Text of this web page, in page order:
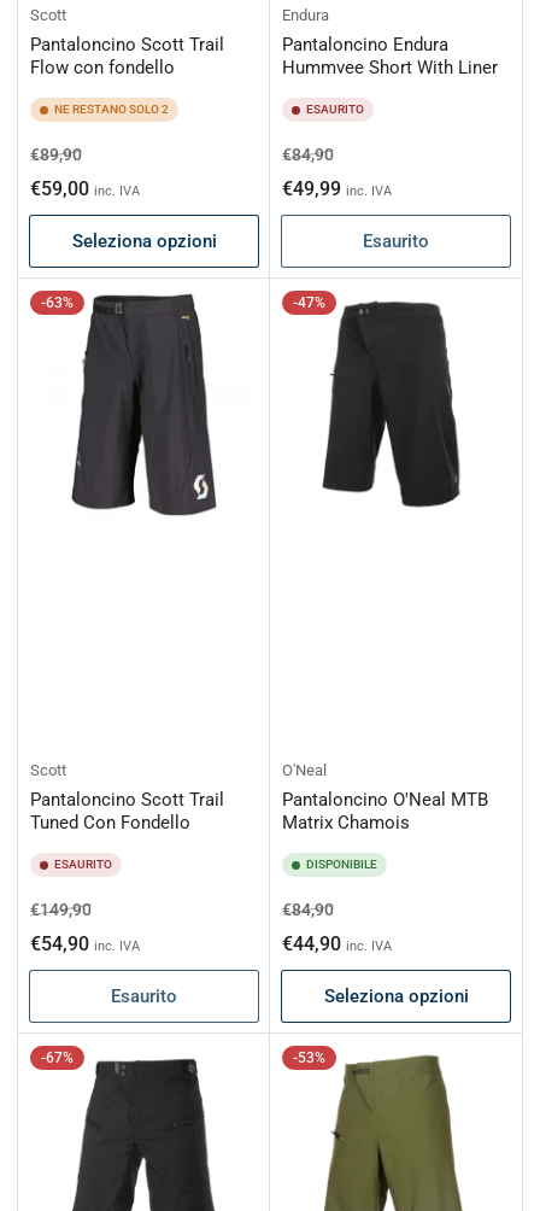
Scott
Pantaloncino Scott Trail
Flow con fondello
NE RESTANO SOLO 2
Prezzo
di
listino
€89,90Prezzo
scontato
€59,00 inc. IVA
Seleziona opzioni
Endura
Pantaloncino Endura
Hummvee Short With Liner
ESAURITO
Prezzo
di
listino
€84,90Prezzo
scontato
€49,99 inc. IVA
Esaurito
-63%
Scott
Pantaloncino Scott Trail
Tuned Con Fondello
ESAURITO
Prezzo
di
listino
€149,90Prezzo
scontato
€54,90 inc. IVA
Esaurito
-47%
O'Neal
Pantaloncino O'Neal MTB
Matrix Chamois
DISPONIBILE
Prezzo
di
listino
€84,90Prezzo
scontato
€44,90 inc. IVA
Seleziona opzioni
-67% -53%